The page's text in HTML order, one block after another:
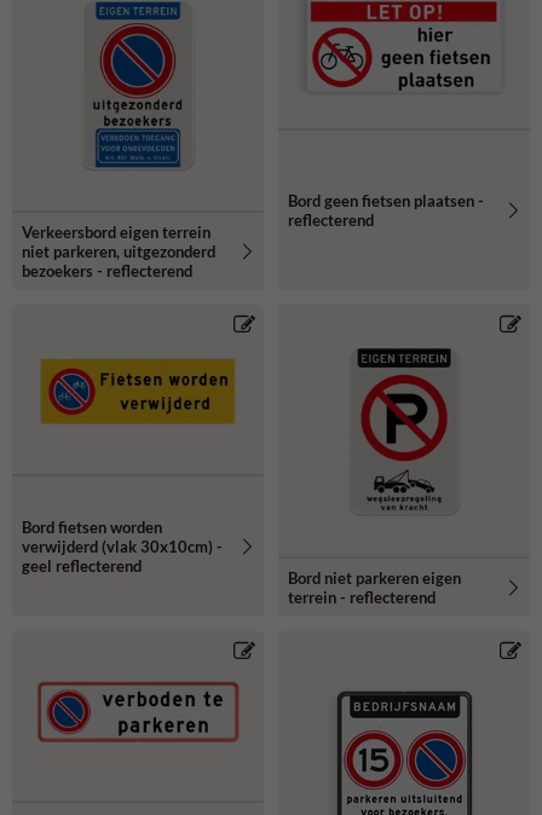
Verkeersbord eigen terrein
niet parkeren, uitgezonderd
bezoekers - reflecterend
Bord geen fietsen plaatsen -
reflecterend
Bord fietsen worden
verwijderd (vlak 30x10cm) -
geel reflecterend
Bord niet parkeren eigen
terrein - reflecterend